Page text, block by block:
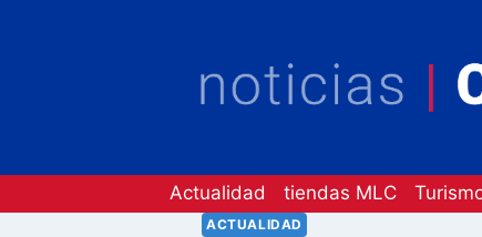
Actualidad tiendas MLC
ACTUALIDAD